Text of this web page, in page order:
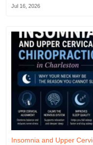
Jul 16, 2026
Insomnia and Upper